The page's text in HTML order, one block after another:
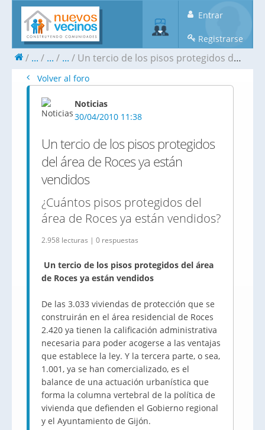
Entrar
Registrarse
... ... ... Un tercio de los pisos protegidos del área de Roces ya están vendidos
Volver al foro
Noticias
30/04/2010 11:38
Un tercio de los pisos protegidos
del área de Roces ya están
vendidos
¿Cuántos pisos protegidos del
área de Roces ya están vendidos?
2.958 lecturas | 0 respuestas
Un tercio de los pisos protegidos del área
de Roces ya están vendidos
De las 3.033 viviendas de protección que se
construirán en el área residencial de Roces
2.420 ya tienen la calificación administrativa
necesaria para poder acogerse a las ventajas
que establece la ley. Y la tercera parte, o sea,
1.001, ya se han comercializado, es el
balance de una actuación urbanística que
forma la columna vertebral de la política de
vivienda que defienden el Gobierno regional
y el Ayuntamiento de Gijón.